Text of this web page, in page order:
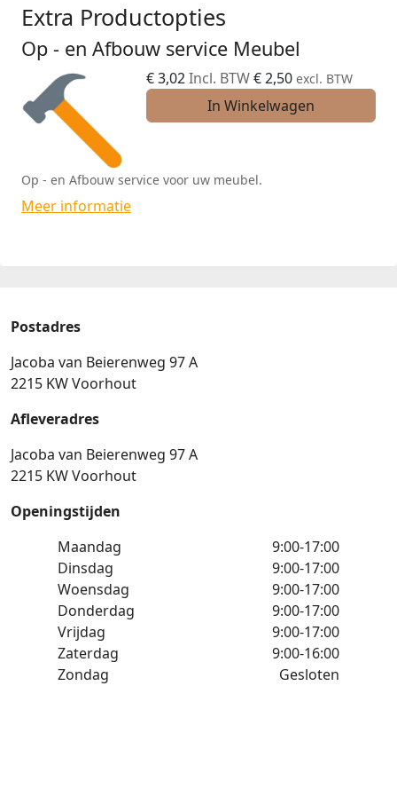
Extra Productopties
Op - en Afbouw service Meubel
€3,02Incl. BTW€2,50 excl. BTW
In Winkelwagen
Op - en Afbouw service voor uw meubel.
Meer informatie
Postadres
Jacoba van Beierenweg 97 A
2215 KW Voorhout
Afleveradres
Jacoba van Beierenweg 97 A
2215 KW Voorhout
Openingstijden
Maandag
9:00-17:00
Dinsdag
9:00-17:00
Woensdag
9:00-17:00
Donderdag
9:00-17:00
Vrijdag
9:00-17:00
Zaterdag
9:00-16:00
Zondag
Gesloten